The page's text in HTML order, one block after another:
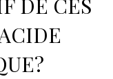
DE CES
?